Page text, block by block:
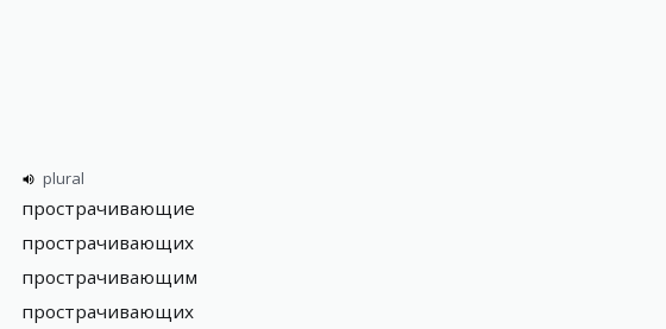
plural
прострачивающие
прострачивающих
прострачивающим
прострачивающих